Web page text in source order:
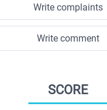
Write complaints
Write comment
SCORE